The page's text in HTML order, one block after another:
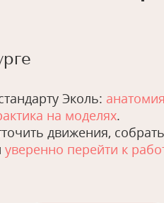
Эколь:
на моделях.
движения, собрать
уверенно перейти к